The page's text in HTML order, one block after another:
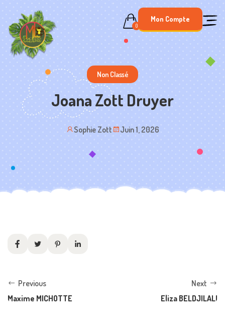
content
0
Mon Compte
Non Classé
Joana Zott Druyer
Sophie Zott Juin 1, 2026
Previous
Maxime MICHOTTE
Next
Eliza BELDJILALI